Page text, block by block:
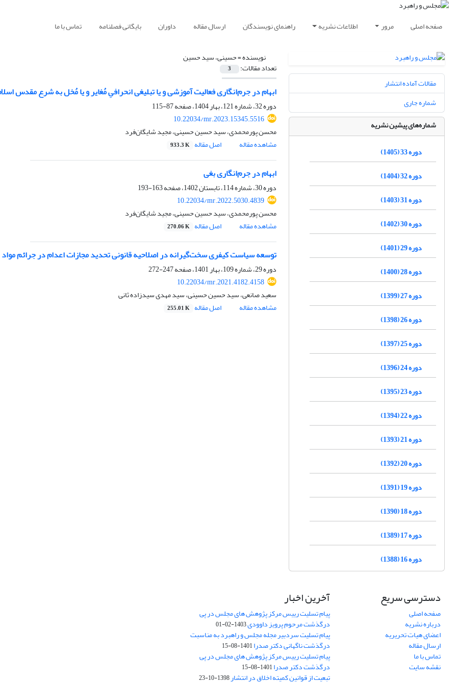
صفحه اصلی مرور اطلاعات نشریه راهنمای نویسندگان ارسال مقاله داوران بایگانی فصلنامه تماس با ما
نویسنده =حسینی، سید حسین
تعداد مقالات: 3
ابهام در جرم‌انگاری فعالیت آموزشی و یا تبلیغی انحرافیِ مُغایر و یا مُخل به شرع مقدس اسلام (ماده (500) مکرر قانون مجازات
دوره 32، شماره 121، بهار 1404، صفحه
87-115
10.22034/mr.2023.15345.5516
محسن پورمحمدی، سید حسین حسینی، مجید شایگان‌فرد
مشاهده مقاله
اصل مقاله 933.3 K
ابهام در جرم‌انگاری بغی
دوره 30، شماره 114، تابستان 1402، صفحه
163-193
10.22034/mr.2022.5030.4839
محسن پورمحمدی، سید حسین حسینی، مجید شایگان‌فرد
مشاهده مقاله
اصل مقاله 270.06 K
توسعه سیاست کیفری سخت‌گیرانه در اصلاحیه قانونی تحدید مجازات اعدام در جرائم
دوره 29، شماره 109، بهار 1401، صفحه
247-272
10.22034/mr.2021.4182.4158
سعید صانعی، سید حسین حسینی، سید مهدی سید‌زاده ثانی
مشاهده مقاله
اصل مقاله 255.01 K
مقالات آماده انتشار
شماره جاری
شماره‌های پیشین نشریه
دوره 33 (1405)
دوره 32 (1404)
دوره 31 (1403)
دوره 30 (1402)
دوره 29 (1401)
دوره 28 (1400)
دوره 27 (1399)
دوره 26 (1398)
دوره 25 (1397)
دوره 24 (1396)
دوره 23 (1395)
دوره 22 (1394)
دوره 21 (1393)
دوره 20 (1392)
دوره 19 (1391)
دوره 18 (1390)
دوره 17 (1389)
دوره 16 (1388)
دسترسی سریع
صفحه اصلی
درباره نشریه
اعضای هیات تحریریه
ارسال مقاله
تماس با ما
نقشه سایت
آخرین اخبار
پیام تسلیت رییس مرکز پژوهش های مجلس در پی
درگذشت مرحوم پرویز داوودی1403-02-01
پیام تسلیت سردبیر مجله مجلس و راهبرد به مناسبت
درگذشت ناگهانی دکتر صدرا1401-08-15
پیام تسلیت رییس مرکز پژوهش های مجلس در پی
درگذشت دکتر صدرا1401-08-15
تبعیت از قوانین کمیته اخلاق در انتشار1398-10-23